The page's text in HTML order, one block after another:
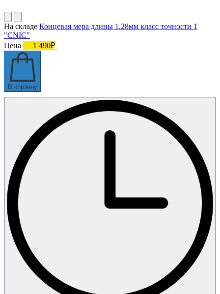
На складе Концевая мера длины 1.28мм класс точности 1
"CNIC"
Цена
1 490₽
В корзину